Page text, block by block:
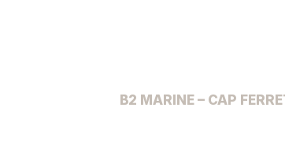
B2 MARINE – CAP